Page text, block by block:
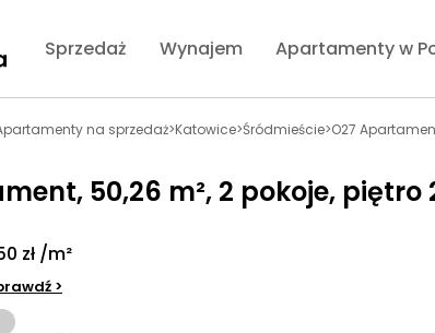
Sprzedaż Wynajem Apartamenty w
na sprzedaż>Katowice>Śródmieście>O27
50,26 m², 2 pokoje, piętro
zł /m²
>